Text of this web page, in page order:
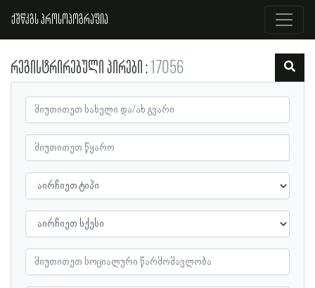
ქშწკგს პროსოპოგრაფია
რეგისტრირებული პირები 17056